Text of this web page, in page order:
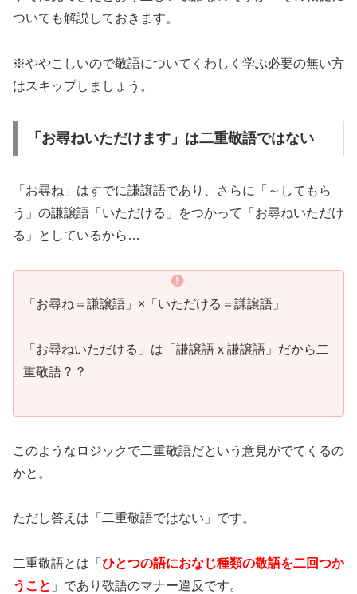
ついても解説しておきます。
※ややこしいので敬語についてくわしく学ぶ必要の無い方
はスキップしましょう。
「お尋ねいただけます」は二重敬語ではない
「お尋ね」はすでに謙譲語であり、さらに「～してもら
う」の謙譲語「いただける」をつかって「お尋ねいただけ
る」としているから…
「お尋ね＝謙譲語」×「いただける＝謙譲語」
「お尋ねいただける」は「謙譲語 x 謙譲語」だから二
重敬語？？
このようなロジックで二重敬語だという意見がでてくるの
かと。
ただし答えは「二重敬語ではない」です。
二重敬語とは「 ひとつの語におなじ種類の敬語を二回つか
うこと 」であり敬語のマナー違反です。